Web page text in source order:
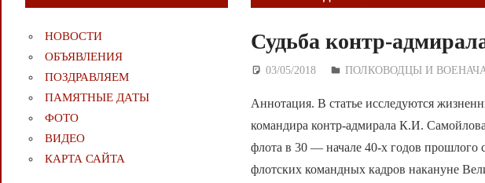
Судьба контр-
03/05/2018 Дежурный по Редакции
ПОЛКОВОДЦЫ И
Аннотация. В статье исследуются
командира контр-адмирала К.И.
флота в 30 — начале 40-х годов прошлого
флотских командных кадров накануне
НОВОСТИ
ОБЪЯВЛЕНИЯ
ПОЗДРАВЛЯЕМ
ПАМЯТНЫЕ ДАТЫ
ФОТО
ВИДЕО
КАРТА САЙТА